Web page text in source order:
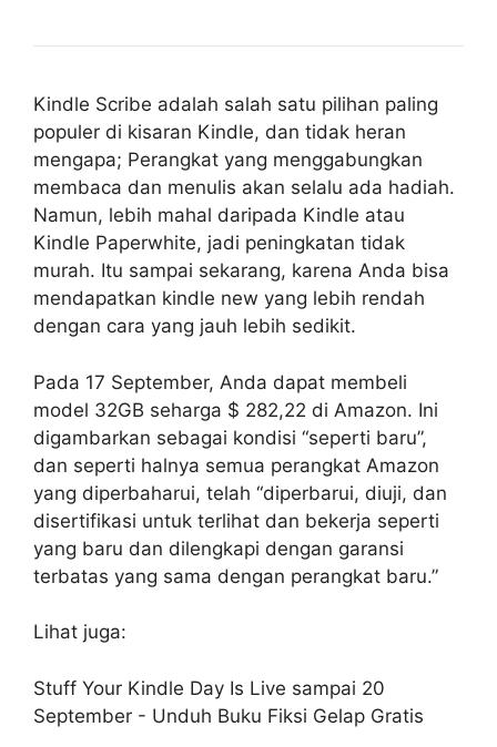
Kindle Scribe adalah salah satu pilihan paling
populer di kisaran Kindle, dan tidak heran
mengapa; Perangkat yang menggabungkan
membaca dan menulis akan selalu ada hadiah.
Namun, lebih mahal daripada Kindle atau
Kindle Paperwhite, jadi peningkatan tidak
murah. Itu sampai sekarang, karena Anda bisa
mendapatkan kindle new yang lebih rendah
dengan cara yang jauh lebih sedikit.
Pada 17 September, Anda dapat membeli
model 32GB seharga $ 282,22 di Amazon. Ini
digambarkan sebagai kondisi “seperti baru”,
dan seperti halnya semua perangkat Amazon
yang diperbaharui, telah “diperbarui, diuji, dan
disertifikasi untuk terlihat dan bekerja seperti
yang baru dan dilengkapi dengan garansi
terbatas yang sama dengan perangkat baru.”
Lihat juga:
Stuff Your Kindle Day Is Live sampai 20
September - Unduh Buku Fiksi Gelap Gratis